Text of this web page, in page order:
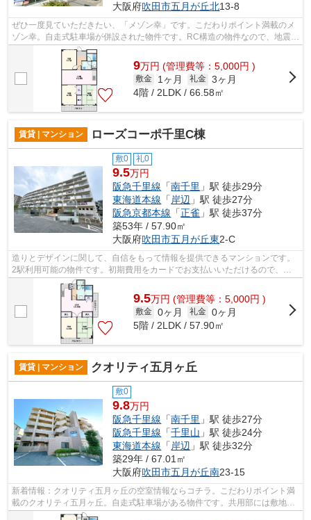
大阪府吹田市五月が丘北13-8
ぜひ一度見ていただきたい、「メゾン幸」です。こだわりポイント満載のメ
ゾン幸。自走式駐車場が併設された物件です。RC構造の物件なので、地震や
騒音の対策にも優れていますよ。ミラ...
9万円 (管理費等：5,000円 )
敷金 1ヶ月 礼金 3ヶ月
4階 / 2LDK / 66.58㎡
賃貸 | マンション ローズコーポ千里C棟
敷0 礼0
9.5万円
阪急千里線 「南千里 」駅 徒歩29分
東海道本線 「 岸辺 」駅 徒歩27分
阪急京都本線 「正雀 」駅 徒歩37分
築53年 / 57.90㎡
大阪府吹田市五月が丘東2-C
造りとデザインに関して、自信をもって情報を提供できるマンションです。
2駅利用可能の物件です。初期費用をカードでお支払いいただけるので、カ
ードで決済したい方にもおすすめです。...
9.5万円 (管理費等：5,000円 )
敷金 0ヶ月 礼金 0ヶ月
5階 / 2LDK / 57.90㎡
賃貸 | マンション クオリティ五月ヶ丘
敷0
9.8万円
阪急千里線 「南千里 」駅 徒歩27分
阪急千里線 「千里山 」駅 徒歩24分
東海道本線 「 岸辺 」駅 徒歩32分
築29年 / 67.01㎡
大阪府吹田市五月が丘南23-15
新着情報：クオリティ五月ヶ丘の空室情報ならコチラ。こだわりポイント満
載のクオリティ五月ヶ丘。自走式駐車場がある物件です。共用部には敷地内
ごみ置き場・エレベータなどが揃って...